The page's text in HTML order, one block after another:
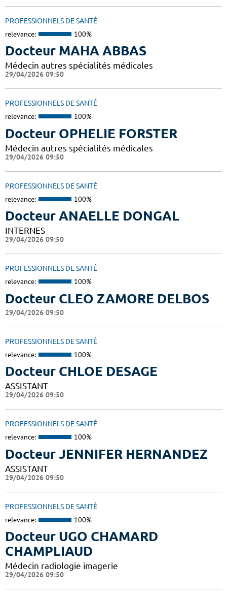
PROFESSIONNELS DE SANTÉ
relevance: 100%
Docteur MAHA ABBAS
Médecin autres spécialités médicales
29/04/2026 09:50
PROFESSIONNELS DE SANTÉ
relevance: 100%
Docteur OPHELIE FORSTER
Médecin autres spécialités médicales
29/04/2026 09:50
PROFESSIONNELS DE SANTÉ
relevance: 100%
Docteur ANAELLE DONGAL
INTERNES
29/04/2026 09:50
PROFESSIONNELS DE SANTÉ
relevance: 100%
Docteur CLEO ZAMORE DELBOS
29/04/2026 09:50
PROFESSIONNELS DE SANTÉ
relevance: 100%
Docteur CHLOE DESAGE
ASSISTANT
29/04/2026 09:50
PROFESSIONNELS DE SANTÉ
relevance: 100%
Docteur JENNIFER HERNANDEZ
ASSISTANT
29/04/2026 09:50
PROFESSIONNELS DE SANTÉ
relevance: 100%
Docteur UGO CHAMARD
CHAMPLIAUD
Médecin radiologie imagerie
29/04/2026 09:50